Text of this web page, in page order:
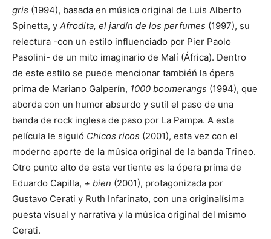
gris (1994), basada en música original de Luis Alberto
Spinetta, y Afrodita, el jardín de los perfumes (1997), su
relectura -con un estilo influenciado por Pier Paolo
Pasolini- de un mito imaginario de Malí (África). Dentro
de este estilo se puede mencionar tambiéń la ópera
prima de Mariano Galperín, 1000 boomerangs (1994), que
aborda con un humor absurdo y sutil el paso de una
banda de rock inglesa de paso por La Pampa. A esta
película le siguió Chicos ricos (2001), esta vez con el
moderno aporte de la música original de la banda Trineo.
Otro punto alto de esta vertiente es la ópera prima de
Eduardo Capilla, + bien (2001), protagonizada por
Gustavo Cerati y Ruth Infarinato, con una originalísima
puesta visual y narrativa y la música original del mismo
Cerati.